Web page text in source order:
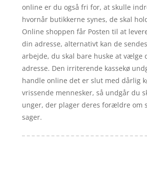
online er du også fri for, at skulle
hvornår butikkerne synes, de skal
Online shoppen får Posten til at
din adresse, alternativt kan de
arbejde, du skal bare huske at vælge
adresse. Den irriterende kassekø
handle online det er slut med dårlig
vrissende mennesker, så undgår du
unger, der plager deres forældre om
sager.